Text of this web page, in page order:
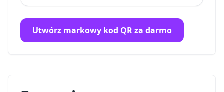
Utwórz markowy kod QR za darmo